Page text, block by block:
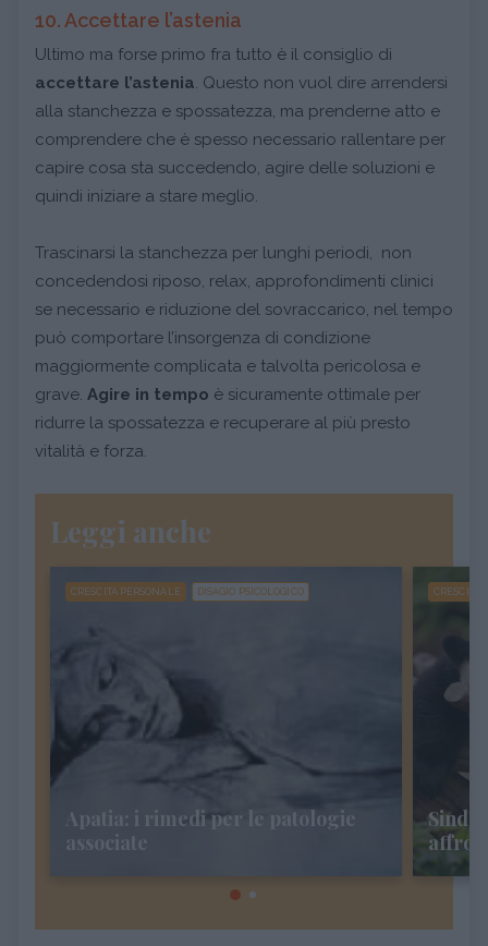
10. Accettare l’astenia
Ultimo ma forse primo fra tutto è il consiglio di
accettare l’astenia. Questo non vuol dire arrendersi
alla stanchezza e spossatezza, ma prenderne atto e
comprendere che è spesso necessario rallentare per
capire cosa sta succedendo, agire delle soluzioni e
quindi iniziare a stare meglio.
Trascinarsi la stanchezza per lunghi periodi, non
concedendosi riposo, relax, approfondimenti clinici
se necessario e riduzione del sovraccarico, nel tempo
può comportare l’insorgenza di condizione
maggiormente complicata e talvolta pericolosa e
grave. Agire in tempo è sicuramente ottimale per
ridurre la spossatezza e recuperare al più presto
vitalità e forza.
Leggi anche
CRESCITA PERSONALE DISAGIO PSICOLOGICO
Apatia: i rimedi per le patologie
associate
CRESCITA